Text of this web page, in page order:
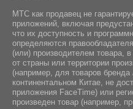
МТС как продавец не
приложений, включая
что их доступность и
определяются
(или) производителем товара,
от страны или территории
(например, для товаров
континентальном Китае, не
приложения FaceTime) или
произведен товар (например,